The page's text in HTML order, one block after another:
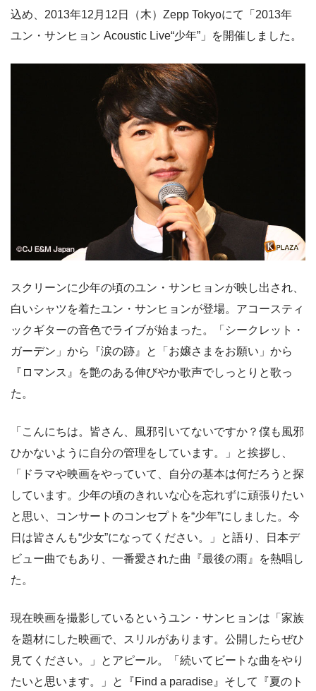
込め、2013年12月12日（木）Zepp Tokyoにて「2013年
ユン・サンヒョン Acoustic Live“少年”」を開催しました。
スクリーンに少年の頃のユン・サンヒョンが映し出され、
白いシャツを着たユン・サンヒョンが登場。アコースティ
ックギターの音色でライブが始まった。「シークレット・
ガーデン」から『涙の跡』と「お嬢さまをお願い」から
『ロマンス』を艶のある伸びやか歌声でしっとりと歌っ
た。
「こんにちは。皆さん、風邪引いてないですか？僕も風邪
ひかないように自分の管理をしています。」と挨拶し、
「ドラマや映画をやっていて、自分の基本は何だろうと探
しています。少年の頃のきれいな心を忘れずに頑張りたい
と思い、コンサートのコンセプトを“少年”にしました。今
日は皆さんも“少女”になってください。」と語り、日本デ
ビュー曲でもあり、一番愛された曲『最後の雨』を熱唱し
た。
現在映画を撮影しているというユン・サンヒョンは「家族
を題材にした映画で、スリルがあります。公開したらぜひ
見てください。」とアピール。「続いてビートな曲をやり
たいと思います。」と『Find a paradise』そして『夏のト